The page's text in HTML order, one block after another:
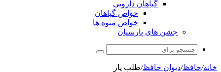
گیاهان دارویی
خواص گیاهان
خواص میوه ها
جشن های پارسیان
جستجو
خانه/حافظ/دیوان حافظ/طلب یار